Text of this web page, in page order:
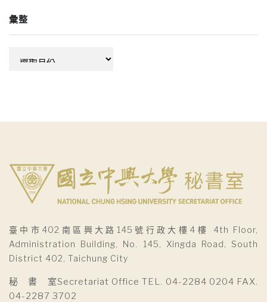
彙整
臺中市402南區興大路145號行政大樓4樓 4th Floor,
Administration Building, No. 145, Xingda Road, South
District 402, Taichung City
秘 書 室Secretariat Office TEL. 04-2284 0204 FAX.
04-2287 3702